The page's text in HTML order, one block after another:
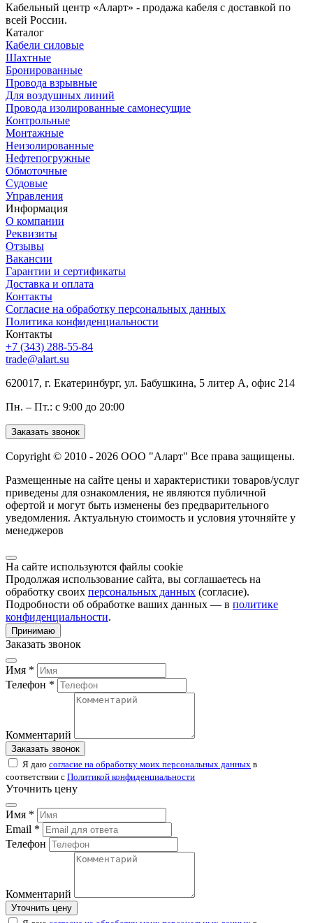
Кабельный центр «Аларт» - продажа кабеля с доставкой по
всей России.
Каталог
Кабели силовые
Шахтные
Бронированные
Провода взрывные
Для воздушных линий
Провода изолированные самонесущие
Контрольные
Монтажные
Неизолированные
Нефтепогружные
Обмоточные
Судовые
Управления
Информация
О компании
Реквизиты
Отзывы
Вакансии
Гарантии и сертификаты
Доставка и оплата
Контакты
Согласие на обработку персональных данных
Политика конфиденциальности
Контакты
+7 (343) 288-55-84
trade@alart.su
620017, г. Екатеринбург, ул. Бабушкина, 5 литер А, офис 214
Пн. – Пт.: с 9:00 до 20:00
Заказать звонок
Copyright © 2010 - 2026 ООО "Аларт" Все права защищены.
Размещенные на сайте цены и характеристики товаров/услуг
приведены для ознакомления, не являются публичной
офертой и могут быть изменены без предварительного
уведомления. Актуальную стоимость и условия уточняйте у
менеджеров
На сайте используются файлы cookie
Продолжая использование сайта, вы соглашаетесь на
обработку своих персональных данных (согласие).
Подробности об обработке ваших данных — в политике
конфиденциальности.
Принимаю
Заказать звонок
Имя *
Телефон *
Комментарий
Заказать звонок
Я даю согласие на обработку моих персональных данных в
соответствии с Политикой конфиденциальности
Уточнить цену
Имя *
Email *
Телефон
Комментарий
Уточнить цену